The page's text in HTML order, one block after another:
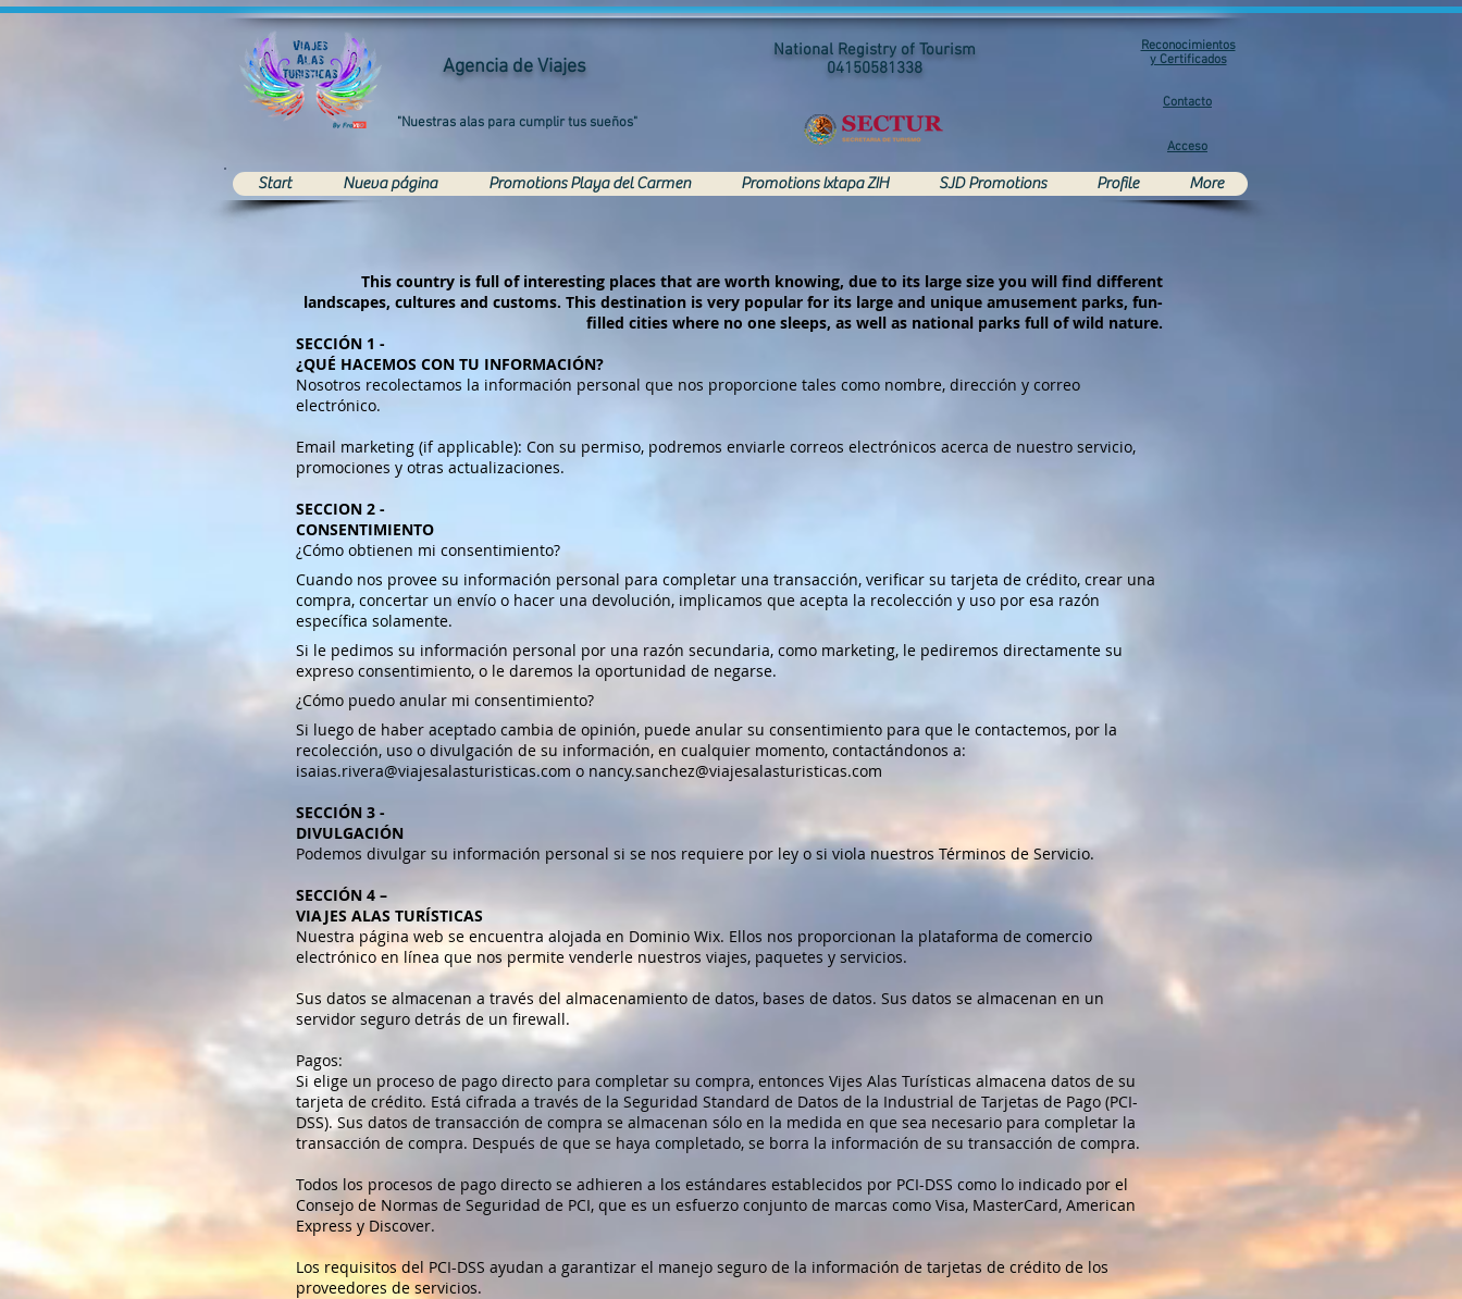
Agencia de Viajes
National Registry of Tourism
04150581338
Contacto
Acceso
"Nuestras alas para cumplir tus sueños"
Reconocimientos
y Certificados
Start Nueva página Promotions Playa del Carmen Promotions Ixtapa ZIH SJD Promotions Profile More
This country is full of interesting places that are worth knowing, due to its large size you will find different
landscapes, cultures and customs. This destination is very popular for its large and unique amusement parks, fun-
filled cities where no one sleeps, as well as national parks full of wild nature.
SECCIÓN 1 -
¿QUÉ HACEMOS CON TU INFORMACIÓN?
Nosotros recolectamos la información personal que nos proporcione tales como nombre, dirección y correo
electrónico.
Email marketing (if applicable): Con su permiso, podremos enviarle correos electrónicos acerca de nuestro servicio,
promociones y otras actualizaciones.
SECCION 2 -
CONSENTIMIENTO
¿Cómo obtienen mi consentimiento?
Cuando nos provee su información personal para completar una transacción, verificar su tarjeta de crédito, crear una
compra, concertar un envío o hacer una devolución, implicamos que acepta la recolección y uso por esa razón
específica solamente.
Si le pedimos su información personal por una razón secundaria, como marketing, le pediremos directamente su
expreso consentimiento, o le daremos la oportunidad de negarse.
¿Cómo puedo anular mi consentimiento?
Si luego de haber aceptado cambia de opinión, puede anular su consentimiento para que le contactemos, por la
recolección, uso o divulgación de su información, en cualquier momento, contactándonos a:
isaias.rivera@viajesalasturisticas.com o nancy.sanchez@viajesalasturisticas.com
SECCIÓN 3 -
DIVULGACIÓN
Podemos divulgar su información personal si se nos requiere por ley o si viola nuestros Términos de Servicio.
SECCIÓN 4 –
VIAJES ALAS TURÍSTICAS
Nuestra página web se encuentra alojada en Dominio Wix. Ellos nos proporcionan la plataforma de comercio
electrónico en línea que nos permite venderle nuestros viajes, paquetes y servicios.
Sus datos se almacenan a través del almacenamiento de datos, bases de datos. Sus datos se almacenan en un
servidor seguro detrás de un firewall.
Pagos:
Si elige un proceso de pago directo para completar su compra, entonces Vijes Alas Turísticas almacena datos de su
tarjeta de crédito. Está cifrada a través de la Seguridad Standard de Datos de la Industrial de Tarjetas de Pago (PCI-
DSS). Sus datos de transacción de compra se almacenan sólo en la medida en que sea necesario para completar la
transacción de compra. Después de que se haya completado, se borra la información de su transacción de compra.
Todos los procesos de pago directo se adhieren a los estándares establecidos por PCI-DSS como lo indicado por el
Consejo de Normas de Seguridad de PCI, que es un esfuerzo conjunto de marcas como Visa, MasterCard, American
Express y Discover.
Los requisitos del PCI-DSS ayudan a garantizar el manejo seguro de la información de tarjetas de crédito de los
proveedores de servicios.